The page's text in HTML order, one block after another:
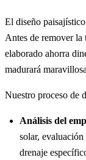
El diseño
Antes de remover la
elaborado ahorra
madurará
Nuestro proceso de
Análisis del
solar,
drenaje